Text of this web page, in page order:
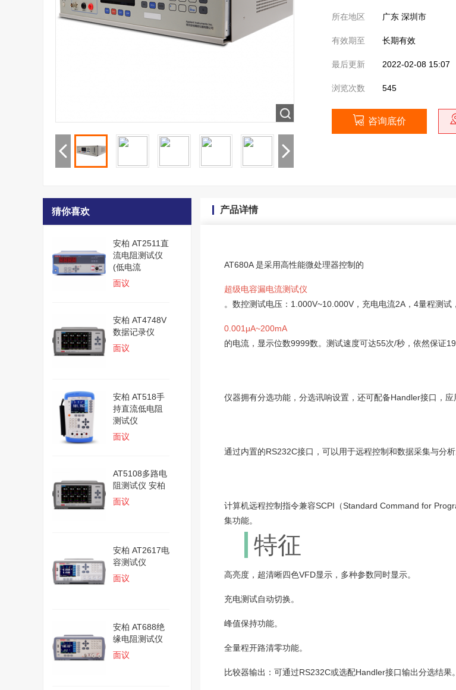
所在地区 广东 深圳市
有效期至 长期有效
最后更新 2022-02-08 15:07
浏览次数 545
咨询底价
猜你喜欢
安柏 AT2511直
流电阻测试仪
(低电流
面议
安柏 AT4748V
数据记录仪
面议
安柏 AT518手
持直流低电阻
测试仪
面议
AT5108多路电
阻测试仪 安柏
面议
安柏 AT2617电
容测试仪
面议
安柏 AT688绝
缘电阻测试仪
面议
产品详情
AT680A 是采用高性能微处理器控制的
超级电容漏电流测试仪
。数控测试电压：1.000V~10.000V，充电电流2A，4量程测
0.001μA~200mA
的电流，显示位数9999数。测试速度可达55次/秒，依然保证
仪器拥有分选功能，分选讯响设置，还可配备Handler接口，应
通过内置的RS232C接口，可以用于远程控制和数据采集与分析
计算机远程控制指令兼容SCPI（Standard Command for
集功能。
特征
高亮度，超清晰四色VFD显示，多种参数同时显示。
充电测试自动切换。
峰值保持功能。
全量程开路清零功能。
比较器输出：可通过RS232C或选配Handler接口输出分选结果。